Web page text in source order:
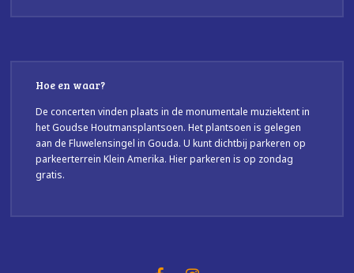
Hoe en waar?
De concerten vinden plaats in de monumentale muziektent in
het Goudse Houtmansplantsoen. Het plantsoen is gelegen
aan de Fluwelensingel in Gouda. U kunt dichtbij parkeren op
parkeerterrein Klein Amerika. Hier parkeren is op zondag
gratis.